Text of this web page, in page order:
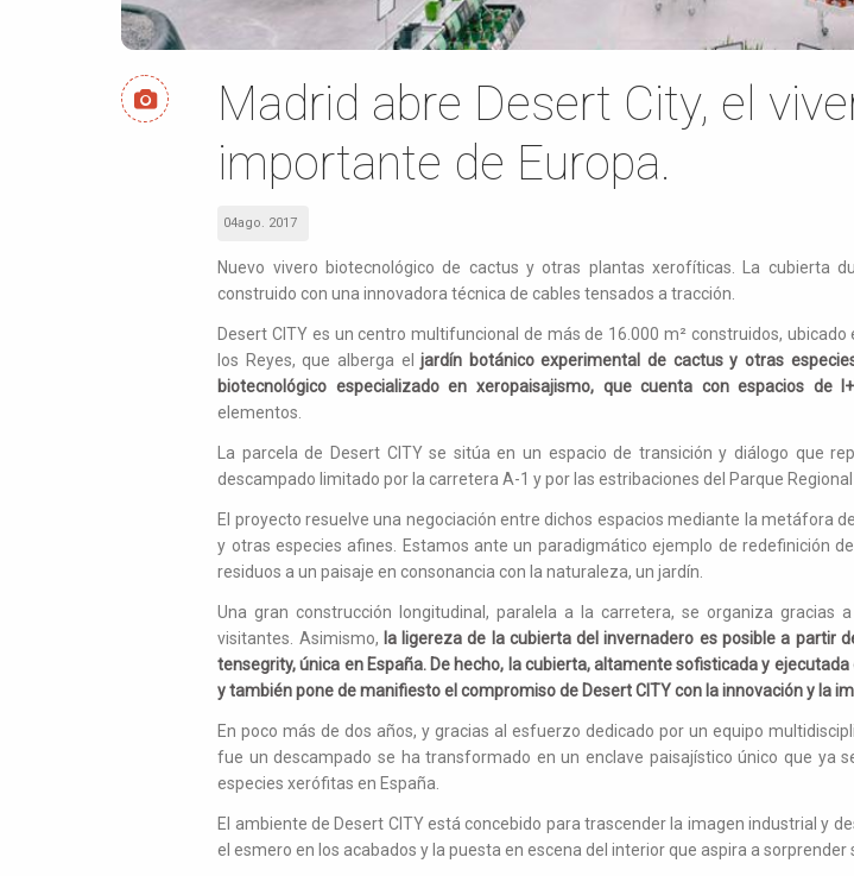
Madrid abre Desert City, el
importante de Europa.
04ago. 2017
Nuevo vivero biotecnológico de cactus y otras plantas xerofíticas. La cubierta
construido con una innovadora técnica de cables tensados a tracción.
Desert CITY es un centro multifuncional de más de 16.000 m² construidos,
los Reyes, que alberga eljardín botánico experimental de cactus y otras
biotecnológico especializado en xeropaisajismo, que cuenta con espacios de
elementos.
La parcela de Desert CITY se sitúa en un espacio de transición y diálogo que
descampado limitado por la carretera A-1 y por las estribaciones del Parque
El proyecto resuelve una negociación entre dichos espacios mediante la metáfora
y otras especies afines. Estamos ante un paradigmático ejemplo de redefinición
residuos a un paisaje en consonancia con la naturaleza, un jardín.
Una gran construcción longitudinal, paralela a la carretera, se organiza gracias
visitantes. Asimismo, la ligereza de la cubierta del invernadero es posible a partir
tensegrity, única en España. De hecho, la cubierta, altamente sofisticada y
y también pone de manifiesto el compromiso de Desert CITY con la innovación y la
En poco más de dos años, y gracias al esfuerzo dedicado por un equipo
fue un descampado se ha transformado en un enclave paisajístico único que ya
especies xerófitas en España.
El ambiente de Desert CITY está concebido para trascender la imagen industrial y
el esmero en los acabados y la puesta en escena del interior que aspira a sorprender